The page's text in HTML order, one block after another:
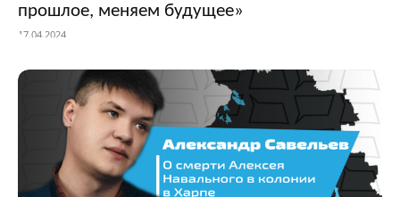
прошлое, меняем будущее»
17.04.2024